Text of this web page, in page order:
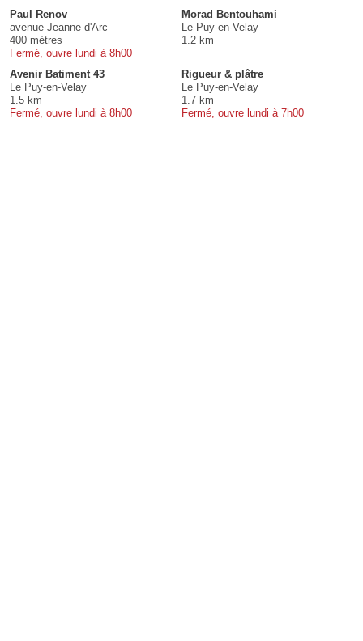
Paul Renov
avenue Jeanne d'Arc
400 mètres
Fermé, ouvre lundi à 8h00
Morad Bentouhami
Le Puy-en-Velay
1.2 km
Avenir Batiment 43
Le Puy-en-Velay
1.5 km
Fermé, ouvre lundi à 8h00
Rigueur & plâtre
Le Puy-en-Velay
1.7 km
Fermé, ouvre lundi à 7h00